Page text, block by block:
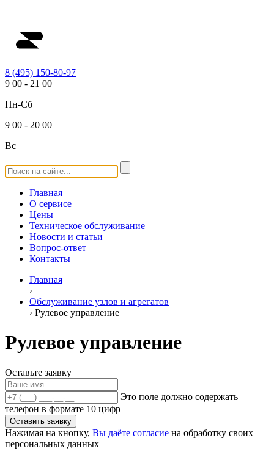
8 (495) 150-80-97
9 00 - 21 00
Пн-Сб
9 00 - 20 00
Вс
Главная
О сервисе
Цены
Техническое обслуживание
Новости и статьи
Вопрос-ответ
Контакты
Главная
›
Обслуживание узлов и агрегатов
› Рулевое управление
Рулевое управление
Оставьте заявку
Это поле должно содержать
телефон в формате 10 цифр
Оставить заявку
Нажимая на кнопку, Вы даёте согласие на обработку своих
персональных данных